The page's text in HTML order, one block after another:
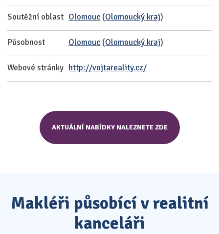
Soutěžní oblast Olomouc (Olomoucký kraj)
Působnost Olomouc (Olomoucký kraj)
Webové stránky http://vojtareality.cz/
AKTUÁLNÍ NABÍDKY NALEZNETE ZDE
Makléři působící v realitní
kanceláři